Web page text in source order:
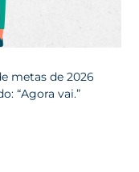
metas de 2026
“Agora vai.”